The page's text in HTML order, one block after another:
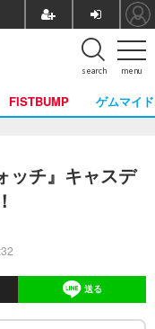
menu
search
FISTBUMP ゲムマイド
ッチ』キャスデ
送る